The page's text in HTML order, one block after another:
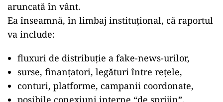
aruncată în vânt.
Ea înseamnă, în limbaj instituțional, că raportul
va include:
fluxuri de distribuție a fake-news-urilor,
surse, finanțatori, legături între rețele,
conturi, platforme, campanii coordonate,
posibile conexiuni interne “de sprijin”,